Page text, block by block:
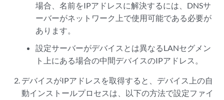
場合、名前をIPアドレスに解決するには、DNSサ
ーバーがネットワーク上で使用可能である必要が
あります。
設定サーバーがデバイスとは異なるLANセグメン
ト上にある場合の中間デバイスのIPアドレス。
デバイスがIPアドレスを取得すると、デバイス上の自
動インストールプロセスは、以下の方法で設定ファイ